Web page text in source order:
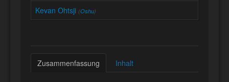
Kevan Ohtsji (Oshu)
Zusammenfassung Inhalt